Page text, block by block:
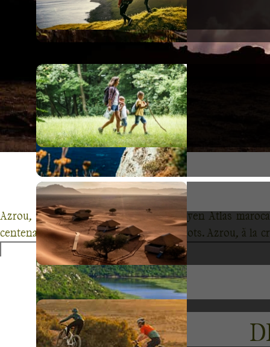
Azrou, un joyau caché au cœur du Moyen Atlas
centenaires et peuplées de singes magots. Azrou, à la
parfaite pour ceux en quête d'authenticité. Marchez
Azrou vous invite à découvrir ses artisans locaux,
captivé par une région riche de culture, de tradition et
chaque journée promet des découvertes fascinantes.